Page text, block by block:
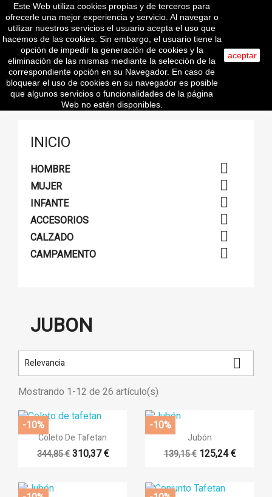

search
Connect with:
INICIO
HOMBRE 
MUJER 
INFANTE 
ACCESORIOS 
CALZADO 
CAMPAMENTO 
JUBON
Relevancia 
Mostrando 1-12 de 26 artículo(s)
 Vista rápida
Coleto De Tafetan
344,85 € 310,37 €
-10%
 Vista rápida
Jubón
139,15 € 125,24 €
-10%
Este Web utiliza cookies propias y de terceros para
ofrecerle una mejor experiencia y servicio. Al navegar o
utilizar nuestros servicios el usuario acepta el uso que
hacemos de las cookies. Sin embargo, el usuario tiene la
opción de impedir la generación de cookies y la
eliminación de las mismas mediante la selección de la
correspondiente opción en su Navegador. En caso de
bloquear el uso de cookies en su navegador es posible
que algunos servicios o funcionalidades de la página
Web no estén disponibles.
aceptar